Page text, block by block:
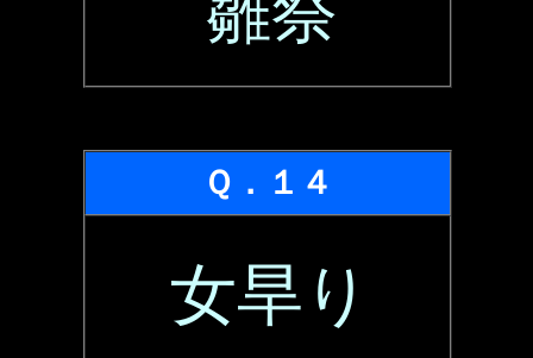
Ｑ．１４
女旱り